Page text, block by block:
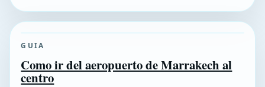
GUIA
Como ir del aeropuerto de Marrakech al
centro